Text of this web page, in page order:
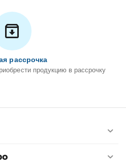
рассрочка
продукцию в рассрочку